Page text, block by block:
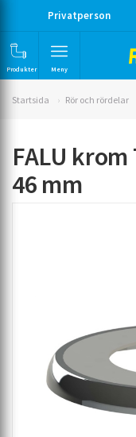
Privatperson
Produkter Meny
Startsida Rör och rördelar
FALU
46 mm